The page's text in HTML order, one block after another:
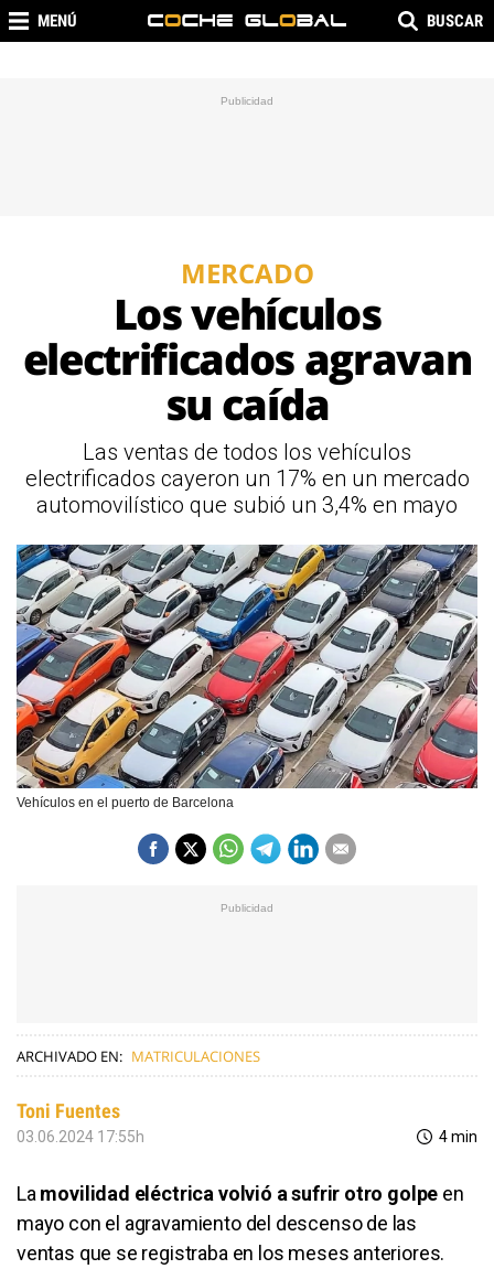
MENÚ BUSCAR
MERCADO
Los vehículos
electrificados agravan
su caída
Las ventas de todos los vehículos
electrificados cayeron un 17% en un mercado
automovilístico que subió un 3,4% en mayo
Vehículos en el puerto de Barcelona
ARCHIVADO EN: MATRICULACIONES
Toni Fuentes
03.06.2024 17:55h 4 min
La movilidad eléctrica volvió a sufrir otro golpe en
mayo con el agravamiento del descenso de las
ventas que se registraba en los meses anteriores.